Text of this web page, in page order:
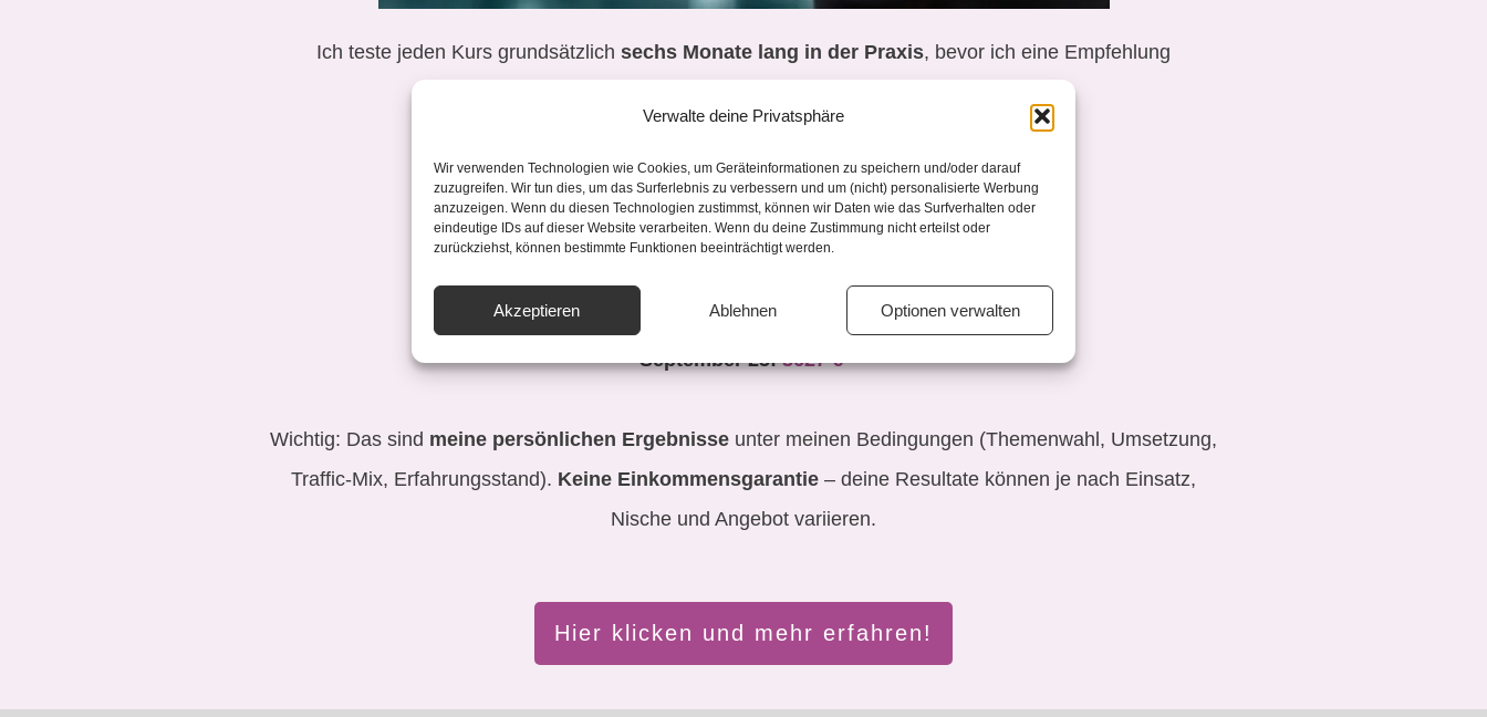
Verwalte deine Privatsphäre
Wir verwenden Technologien wie Cookies, um Geräteinformationen zu speichern und/oder darauf
zuzugreifen. Wir tun dies, um das Surferlebnis zu verbessern und um (nicht) personalisierte Werbung
anzuzeigen. Wenn du diesen Technologien zustimmst, können wir Daten wie das Surfverhalten oder
eindeutige IDs auf dieser Website verarbeiten. Wenn du deine Zustimmung nicht erteilst oder
zurückziehst, können bestimmte Funktionen beeinträchtigt werden.
Akzeptieren Ablehnen Optionen verwalten
Ich teste jeden Kurs grundsätzlich sechs Monate lang in der Praxis, bevor ich eine Empfehlung
April 25:698 €
Mai 25:1187 €
Juni 25:1725 €
August 25:2833 €
September 25:3627 €
Wichtig: Das sind meine persönlichen Ergebnisse unter meinen Bedingungen (Themenwahl, Umsetzung,
Traffic-Mix, Erfahrungsstand). Keine Einkommensgarantie – deine Resultate können je nach Einsatz,
Nische und Angebot variieren.
Hier klicken und mehr erfahren!